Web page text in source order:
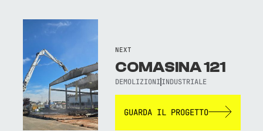
NEXT
COMASINA 121
DEMOLIZIONI INDUSTRIALE
GUARDA IL PROGETTO